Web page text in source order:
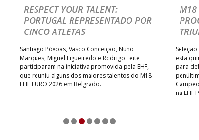
RESPECT YOUR TALENT:
PORTUGAL REPRESENTADO POR
CINCO ATLETAS
Santiago Póvoas, Vasco Conceição, Nuno
Marques, Miguel Figueiredo e Rodrigo Leite
participaram na iniciativa promovida pela EHF,
que reuniu alguns dos maiores talentos do M18
EHF EURO 2026 em Belgrado.
M18
esta
para
na
1 2 3 4 5 6 7